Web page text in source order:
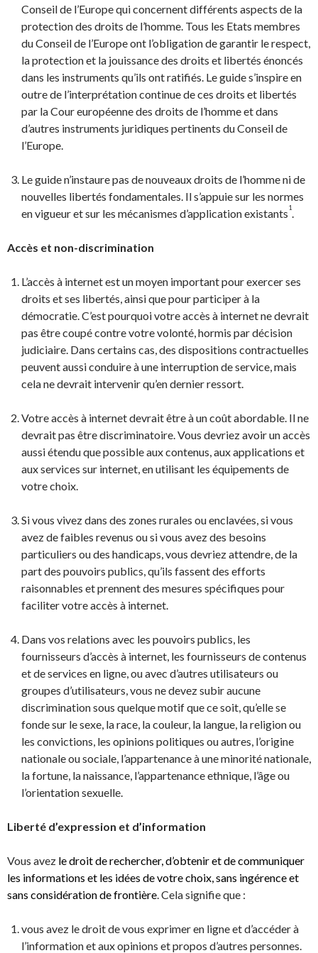
Conseil de l’Europe qui concernent différents aspects de la
protection des droits de l’homme. Tous les Etats membres
du Conseil de l’Europe ont l’obligation de garantir le respect,
la protection et la jouissance des droits et libertés énoncés
dans les instruments qu’ils ont ratifiés. Le guide s’inspire en
outre de l’interprétation continue de ces droits et libertés
par la Cour européenne des droits de l’homme et dans
d’autres instruments juridiques pertinents du Conseil de
l’Europe.
Le guide n’instaure pas de nouveaux droits de l’homme ni de
nouvelles libertés fondamentales. Il s’appuie sur les normes
en vigueur et sur les mécanismes d’application existants1.
Accès et non-discrimination
L’accès à internet est un moyen important pour exercer ses
droits et ses libertés, ainsi que pour participer à la
démocratie. C’est pourquoi votre accès à internet ne devrait
pas être coupé contre votre volonté, hormis par décision
judiciaire. Dans certains cas, des dispositions contractuelles
peuvent aussi conduire à une interruption de service, mais
cela ne devrait intervenir qu’en dernier ressort.
Votre accès à internet devrait être à un coût abordable. Il ne
devrait pas être discriminatoire. Vous devriez avoir un accès
aussi étendu que possible aux contenus, aux applications et
aux services sur internet, en utilisant les équipements de
votre choix.
Si vous vivez dans des zones rurales ou enclavées, si vous
avez de faibles revenus ou si vous avez des besoins
particuliers ou des handicaps, vous devriez attendre, de la
part des pouvoirs publics, qu’ils fassent des efforts
raisonnables et prennent des mesures spécifiques pour
faciliter votre accès à internet.
Dans vos relations avec les pouvoirs publics, les
fournisseurs d’accès à internet, les fournisseurs de contenus
et de services en ligne, ou avec d’autres utilisateurs ou
groupes d’utilisateurs, vous ne devez subir aucune
discrimination sous quelque motif que ce soit, qu’elle se
fonde sur le sexe, la race, la couleur, la langue, la religion ou
les convictions, les opinions politiques ou autres, l’origine
nationale ou sociale, l’appartenance à une minorité nationale,
la fortune, la naissance, l’appartenance ethnique, l’âge ou
l’orientation sexuelle.
Liberté d’expression et d’information
Vous avez le droit de rechercher, d’obtenir et de communiquer
les informations et les idées de votre choix, sans ingérence et
sans considération de frontière. Cela signifie que :
vous avez le droit de vous exprimer en ligne et d’accéder à
l’information et aux opinions et propos d’autres personnes.